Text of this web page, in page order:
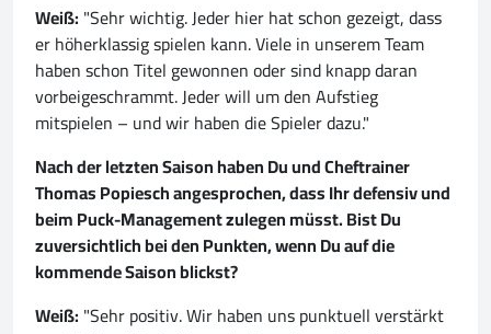
Weiß: "Sehr wichtig. Jeder hier hat schon gezeigt, dass
er höherklassig spielen kann. Viele in unserem Team
haben schon Titel gewonnen oder sind knapp daran
vorbeigeschrammt. Jeder will um den Aufstieg
mitspielen – und wir haben die Spieler dazu."
Nach der letzten Saison haben Du und Cheftrainer
Thomas Popiesch angesprochen, dass Ihr defensiv und
beim Puck-Management zulegen müsst. Bist Du
zuversichtlich bei den Punkten, wenn Du auf die
kommende Saison blickst?
Weiß: "Sehr positiv. Wir haben uns punktuell verstärkt